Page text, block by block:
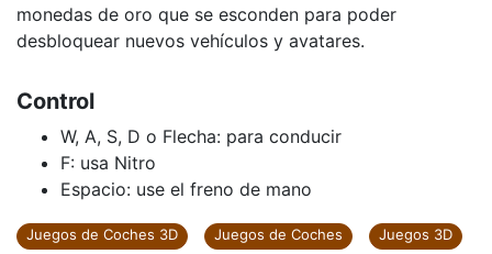
monedas de oro que se esconden para poder
desbloquear nuevos vehículos y avatares.
Control
W, A, S, D o Flecha: para conducir
F: usa Nitro
Espacio: use el freno de mano
Juegos de Coches 3D Juegos de Coches Juegos 3D